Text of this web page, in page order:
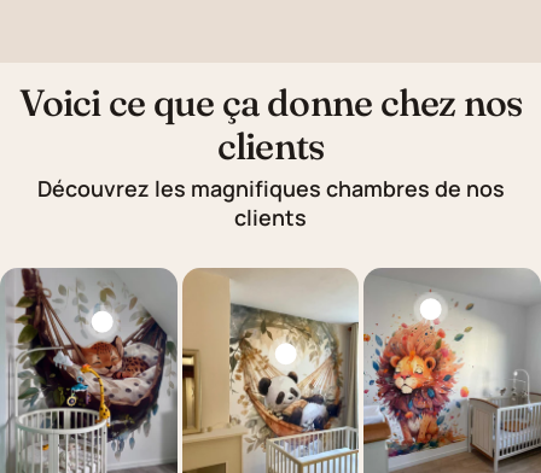
Voici ce que ça donne chez nos
clients
Découvrez les magnifiques chambres de nos
clients